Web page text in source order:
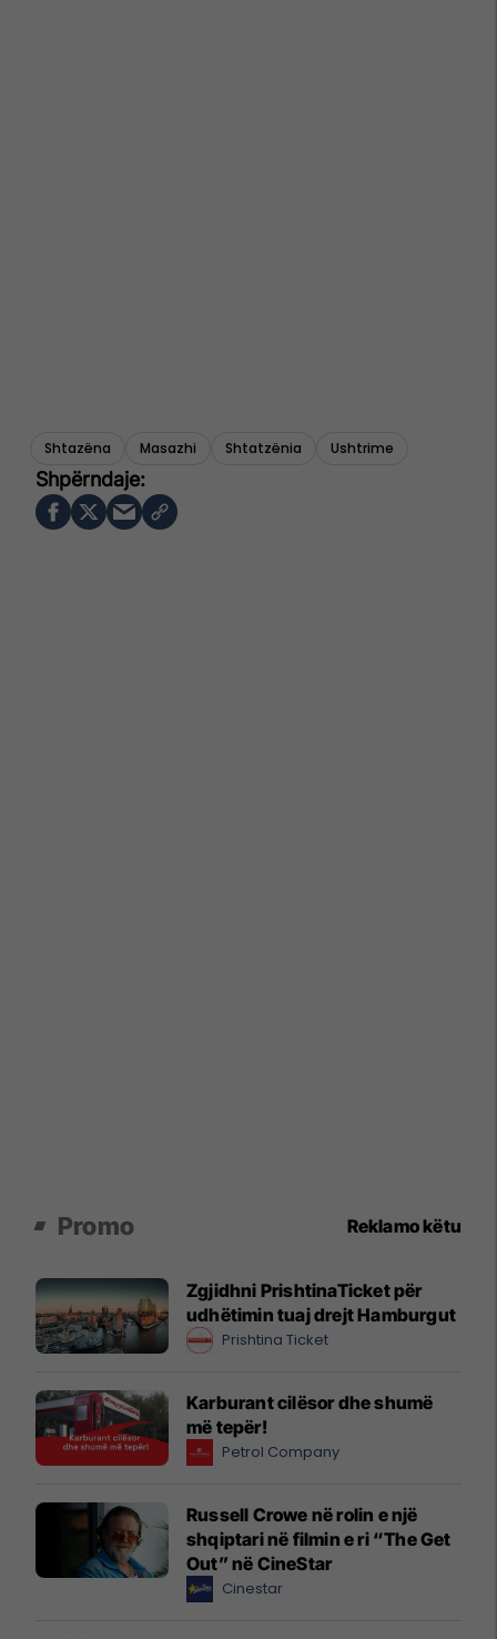
Shtazëna Masazhi Shtatzënia Ushtrime
Promo Reklamo këtu
Zgjidhni PrishtinaTicket për
udhëtimin tuaj drejt Hamburgut
Prishtina Ticket
Karburant cilësor dhe shumë
më tepër!
Petrol Company
Russell Crowe në rolin e një
shqiptari në filmin e ri “The Get
Out” në CineStar
Cinestar